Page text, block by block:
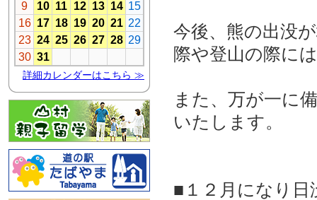
今後、熊の出没
際や登山の際に
また、万が一に
いたします。
■１２月になり